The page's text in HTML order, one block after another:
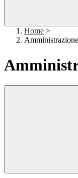
Home >